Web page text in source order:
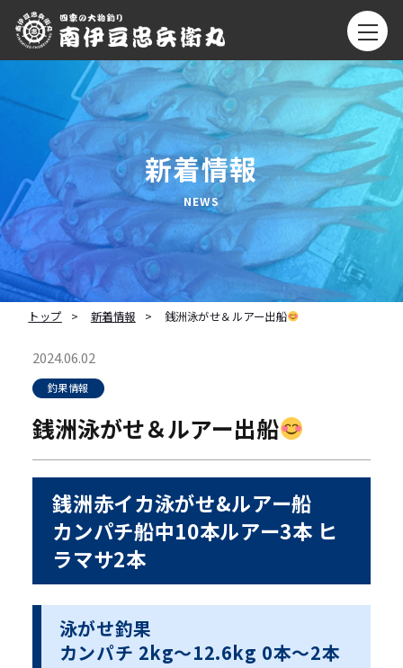
新着情報
トップ 新着情報 銭洲泳がせ＆ルアー出船
2024.06.02
釣果情報
銭洲泳がせ＆ルアー出船
銭洲赤イカ泳がせ&ルアー船
カンパチ船中10本ルアー3本 ヒ
ラマサ2本
泳がせ釣果
カンパチ 2kg〜12.6kg 0本〜2本